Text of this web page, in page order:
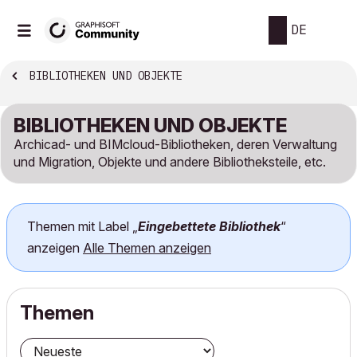
DE
BIBLIOTHEKEN UND OBJEKTE
BIBLIOTHEKEN UND OBJEKTE
Archicad- und BIMcloud-Bibliotheken, deren Verwaltung
und Migration, Objekte und andere Bibliotheksteile, etc.
Themen mit Label „Eingebettete Bibliothek“
anzeigen Alle Themen anzeigen
Themen